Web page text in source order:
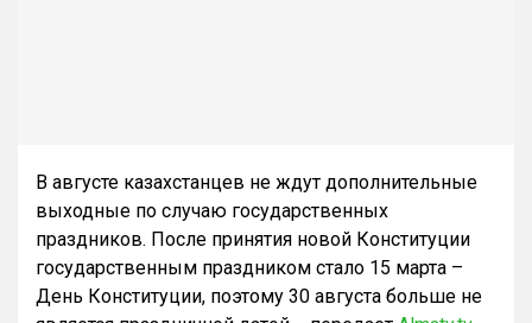
В августе казахстанцев не ждут дополнительные
выходные по случаю государственных
праздников. После принятия новой Конституции
государственным праздником стало 15 марта –
День Конституции, поэтому 30 августа больше не